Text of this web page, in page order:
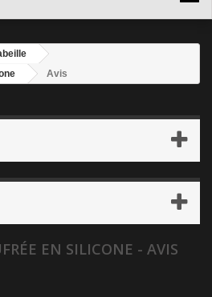
Avis
EN SILICONE - AVIS